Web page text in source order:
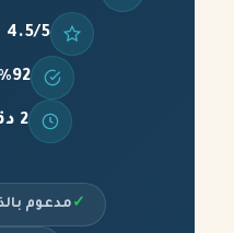
4.5/5
2 دقائق
✓ مدعوم